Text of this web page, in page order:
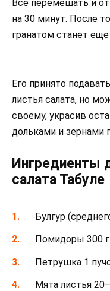
Все перемешать и
на 30 минут. После
гранатом станет
Его принято
листья салата, но
своему, украсив
дольками и зернами
Ингредиенты
салата Табуле
Булгур
Помидоры 300 г
Петрушка 1
Мята листья